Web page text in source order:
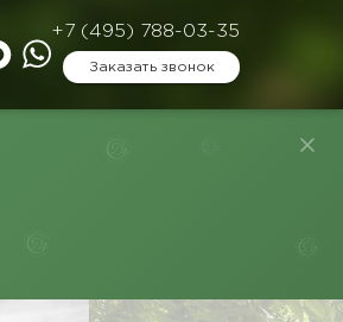
+7 (495) 788-03-35
Заказать звонок